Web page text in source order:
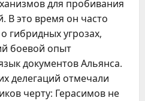
для пробивания
В это время он часто
гибридных угрозах,
боевой опыт
документов Альянса.
делегаций отмечали
черту: Герасимов не